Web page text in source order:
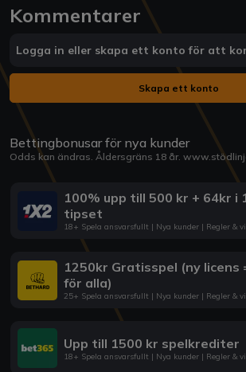
Kommentarer
Logga in eller skapa ett konto för att
Skapa ett konto
Bettingbonusar för nya kunder
Odds kan ändras. Åldersgräns 18 år.
100% upp till 500 kr + 64kr i
tipset
18+ Spela ansvarsfullt | Nya kunder | Regler &
1250kr Gratisspel (ny licens
för alla)
25+ Spela ansvarsfullt | Nya kunder | Regler &
Upp till 1500 kr spelkrediter
18+ Spela ansvarsfullt | Nya kunder | Regler &